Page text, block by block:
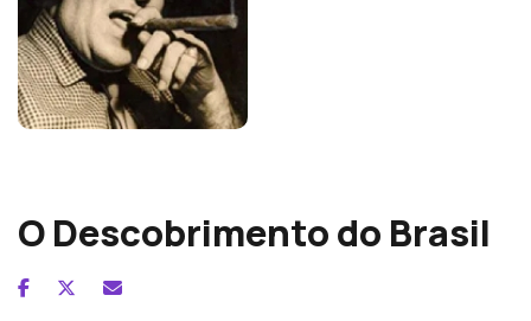
O Descobrimento do Brasil